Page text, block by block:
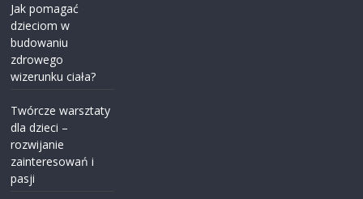
Jak pomagać
dzieciom w
budowaniu
zdrowego
wizerunku ciała?
Twórcze warsztaty
dla dzieci –
rozwijanie
zainteresowań i
pasji